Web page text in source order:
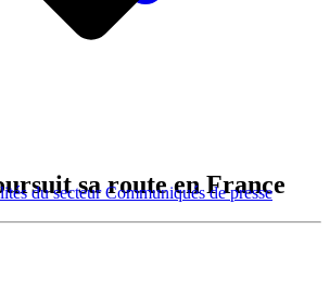
du secteurCommuniqués de presse
sa route en France